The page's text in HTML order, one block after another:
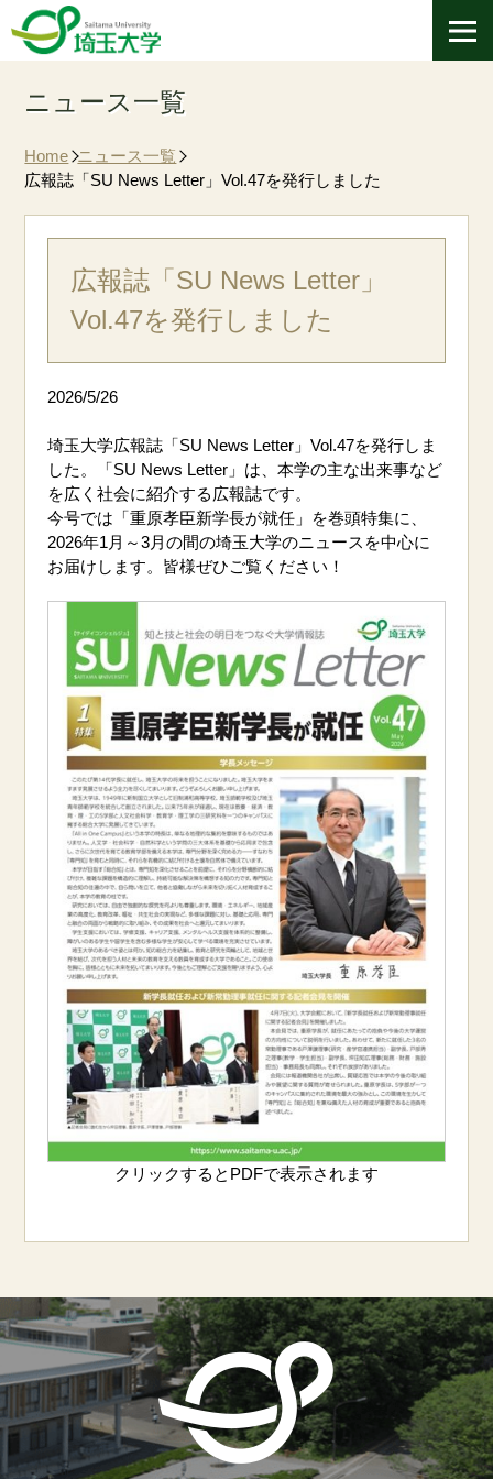
ニュース一覧
Home ニュース一覧
広報誌「SU News Letter」Vol.47を発行しました
広報誌「SU News Letter」
Vol.47を発行しました
2026/5/26
埼玉大学広報誌「SU News Letter」Vol.47を発行しま
した。「SU News Letter」は、本学の主な出来事など
を広く社会に紹介する広報誌です。
今号では「重原孝臣新学長が就任」を巻頭特集に、
2026年1月～3月の間の埼玉大学のニュースを中心に
お届けします。皆様ぜひご覧ください！
クリックするとPDFで表示されます